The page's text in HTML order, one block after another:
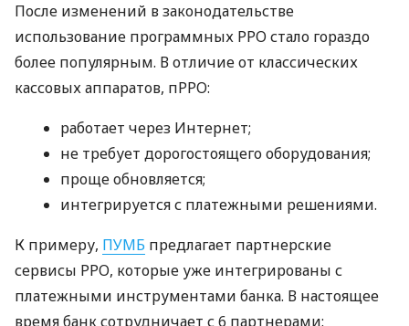
После изменений в законодательстве
использование программных РРО стало гораздо
более популярным. В отличие от классических
кассовых аппаратов, пРРО:
работает через Интернет;
не требует дорогостоящего оборудования;
проще обновляется;
интегрируется с платежными решениями.
К примеру, ПУМБ предлагает партнерские
сервисы РРО, которые уже интегрированы с
платежными инструментами банка. В настоящее
время банк сотрудничает с 6 партнерами: